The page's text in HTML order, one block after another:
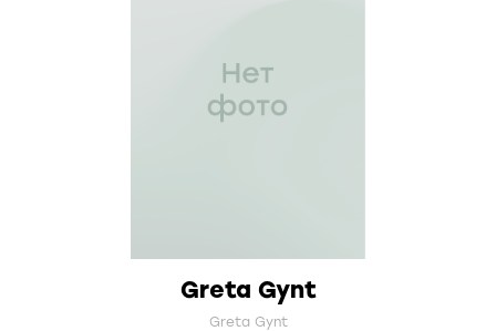
Greta Gynt
Greta Gynt